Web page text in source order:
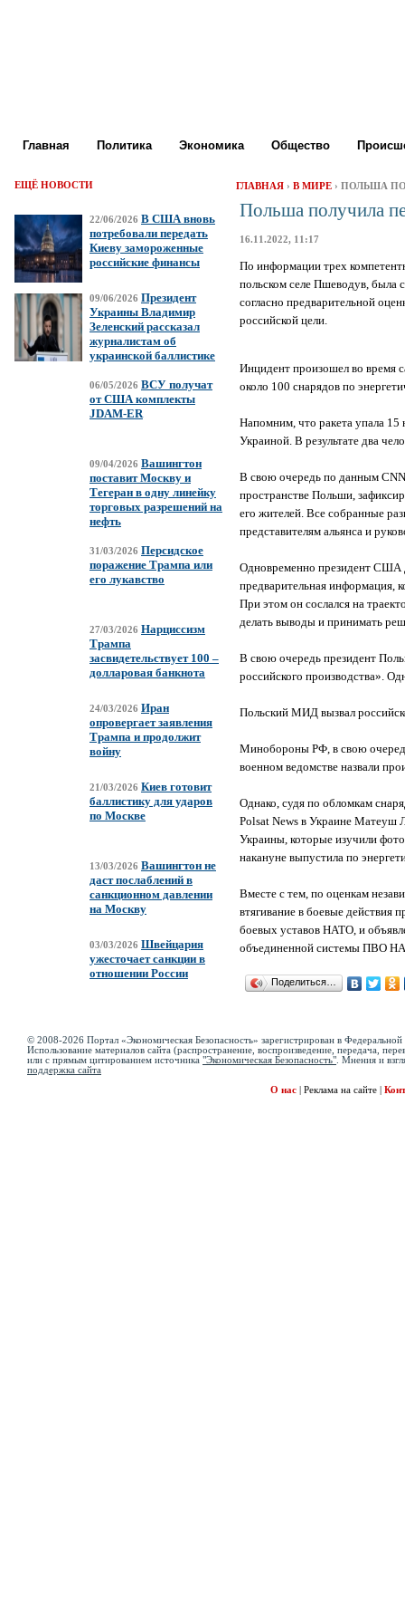
Главная Политика Экономика Общество
ЕЩЁ НОВОСТИ
22/06/2026 В США вновь
потребовали передать
Киеву замороженные
российские финансы
09/06/2026 Президент
Украины Владимир
Зеленский рассказал
журналистам об
украинской баллистике
06/05/2026 ВСУ получат
от США комплекты
JDAM-ER
09/04/2026 Вашингтон
поставит Москву и
Тегеран в одну линейку
торговых разрешений на
нефть
31/03/2026 Персидское
поражение Трампа или
его лукавство
27/03/2026 Нарциссизм
Трампа
засвидетельствует 100 –
долларовая банкнота
24/03/2026 Иран
опровергает заявления
Трампа и продолжит
войну
21/03/2026 Киев готовит
баллистику для ударов
по Москве
13/03/2026 Вашингтон не
даст послаблений в
санкционном давлении
на Москву
03/03/2026 Швейцария
ужесточает санкции в
отношении России
ГЛАВНАЯ › В МИРЕ › ПОЛЬША
Польша получила
16.11.2022, 11:17
По информации трех
польском селе Пшеводув, была
согласно предварительной
российской цели.
Инцидент произошел во время
около 100 снарядов по
Напомним, что ракета упала
Украиной. В результате два
В свою очередь по данным
пространстве Польши,
его жителей. Все собранные
представителям альянса и
Одновременно президент США
предварительная информация,
При этом он сослался на
делать выводы и принимать
В свою очередь президент
российского производства».
Польский МИД вызвал
Минобороны РФ, в свою
военном ведомстве назвали
Однако, судя по обломкам
Polsat News в Украине Матеуш
Украины, которые изучили
накануне выпустила по
Вместе с тем, по оценкам
втягивание в боевые
боевых уставов НАТО, и
объединенной системы ПВО
Поделиться…
© 2008-2026 Портал «Экономическая Безопасность» зарегистрирован в
Использование материалов сайта (распространение, воспроизведение, передача,
или с прямым цитированием источника "Экономическая Безопасность" . Мнения и
поддержка сайта
О нас
Реклама на сайте